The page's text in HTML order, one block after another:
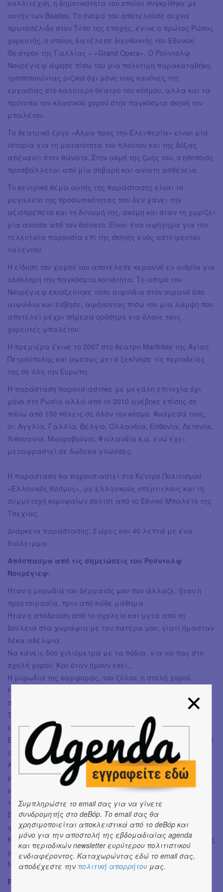
καλλιτέχνη, η δημοτικότητα του οποίου συγκρίθηκε με
αυτήν των Beatles. Το όνομά του αποτελούσε συχνά
πρωτοσέλιδο στον Τύπο της εποχής, έγινε ο πρώτος Ρώσος
χορευτής, ο οποίος διετέλεσε διευθυντής του Εθνικού
Θεάτρου της Γαλλίας – «Grand Opera». Ο Ρούντολφ
Νουρέγιεφ άφησε πίσω του μια πολύτιμη παρακαταθήκη,
τροποποιώντας ριζικά όχι μόνο τους κανόνες της
εργασίας στο καλύτερο θέατρο του κόσμου, αλλά και τα
πρότυπα του κλασικού χορού στην παγκόσμια σκηνή του
μπαλέτου.
Το θεατρικό έργο «Άλμα προς την Ελευθερία» είναι μία
ιστορία για τη ματαιότητα του πλούτου και της δόξας
απέναντι στον θάνατο. Στην ακμή της ζωής του, ο ηθοποιός
προσβάλλεται από μία σοβαρή και ανίατη ασθένεια.
Το κεντρικό θέμα αυτής της παράστασης είναι το
μεγαλείο της προσωπικότητας που δεν χάνει την
αξιοπρέπεια και τη δύναμή της, ακόμη και όταν τη χωρίζει
μία ανάσα από τον θάνατο. Είναι ένα αφήγημα για την
τελευταία παρουσία επί της σκηνής ενός αστείρευτου
ταλέντου.
Η είδηση του χαμού του αποτέλεσε κεραυνό εν αιθρία για
ολόκληρη την παγκόσμια κοινότητα. Το άστρο του
Νουρέγιεφ εκτοξεύτηκε τόσο αιφνίδια στον ουρανό όσο
αιφνίδια και έσβησε, αφήνοντας πίσω του μία λάμψη που
αποτελεί μέχρι σήμερα ορόσημο για όλους τους
χορευτές μπαλέτου.
Η πρεμιέρα έγινε το 2007 στο θέατρο Mariinksy της Αγίας
Πετρούπολης και αμέσως μετά ξεκίνησε τις περιοδείες
της σε όλη την Ευρώπη.
Η παράσταση παρουσιάστηκε με μεγάλη επιτυχία όχι
μόνο στη Ρωσία αλλά από το 2010 ανέβηκε επίσης σε
πάνω από 150 πόλεις σε όλον τον κόσμο. Ανάμεσά τους,
οι: Αγγλία, Γαλλία, Βέλγιο, Ολλανδία, Εσθονία, Λετονία,
Λιθουανία, Μαυροβούνιο, Φινλανδία κ.α. ενώ έχει
μεταφραστεί σε δώδεκα γλώσσες.
Η παράσταση θα παρουσιαστεί στο Κέντρο Πολιτισμού
«Ελληνικός Κόσμος», με ελληνικούς υπέρτιτλους και τη
συμμετοχή κορυφαίων σολίστ από το Εθνικό Μπαλέτο της
Τσεχίας.
Διάρκεια παράστασης: 2 ώρες και 40 λεπτά με ένα
διάλειμμα
Απόσπασμα από τις σημειώσεις του Ρούντολφ
Νουρέγιεφ:
Ήταν η μυρωδιά του δέρματός μου που άλλαζε, ήταν η
προετοιμασία, πριν από κάθε μάθημα.
Ήταν η απόδραση από το σχολείο και μετά από τη
δουλειά στα χωράφια με τον πατέρα μου, γιατί ήμασταν
δέκα αδέλφια.
Να κάνεις δύο χιλιόμετρα με τα πόδια, για να πας στη
σχολή χορού. Και όταν ήμουν εκεί...
Η μυρωδιά της καμφοράς, του ξύλου, η στολή χορού...
Ήμουν αετός στην κορυφή του κόσμου. Ο ποιητής ανάμεσα
στους ποιητές. Ήμουν παντού και τα πάντα!!!
Το μόνο πράγμα που με συνοδεύει είναι ο χορός μου. Η
ελευθερία του να υπάρχω…
Είμαι εδώ αλλά εγώ χορεύω με τον νου, πετώ πιο μακριά
από τα λόγια μου, πιο μακριά από τον πόνο μου.
Αν λυπόμαστε τα πληγωμένα πόδια μας, αν τρέχουμε
μόνο πίσω από τον στόχο μας και δεν καταλαβαίνουμε τη
μοναδική ευχαρίστηση της κίνησης, δεν καταλαβαίνουμε
το νόημα της ζωής.
Εκεί που η έννοια είναι στο γίγνεσθαι και όχι στο
φαίνεσθαι.
Κάθε άνδρας θα έπρεπε να χορεύει. Σε όλη του τη ζωή. Ας
μην είσαι χορευτής... αλλά να χορεύεις...
Να χορεύεις!!!
Ρούντολφ Νουρέγιεφ, 1938-1993, Ρώσος χορευτής και
Συμπληρώστε το email σας για να γίνετε
συνδρομητής στο deBόp. Το email σας θα
χρησιμοποιείται αποκλειστικά από το deBόp και
μόνο για την αποστολή της εβδομαδιαίας agenda
και περιοδικών newsletter ευρύτερου πολιτιστικού
ενδιαφέροντος. Καταχωρώντας εδώ το email σας,
αποδέχεστε την πολιτική απορρήτου μας.